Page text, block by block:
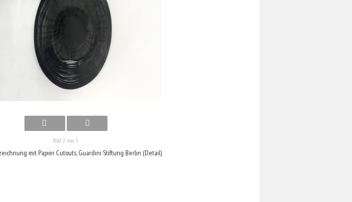
Bild 2 von 5
mit Papier Cutouts, Guardini Stiftung Berlin (Detail)